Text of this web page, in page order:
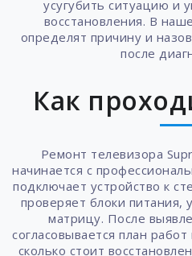
усугубить ситуацию и
восстановления. В
определят причину и
после
Как
Ремонт телевизора
начинается с
подключает устройство к
проверяет блоки питания,
матрицу. После
согласовывается план
сколько стоит